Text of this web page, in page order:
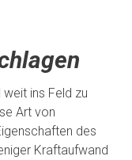
ins Feld zu
Art von
des
Kraftaufwand